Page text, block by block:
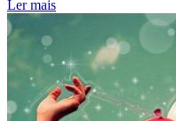
Ler mais